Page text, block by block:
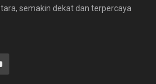
semakin dekat dan terpercaya